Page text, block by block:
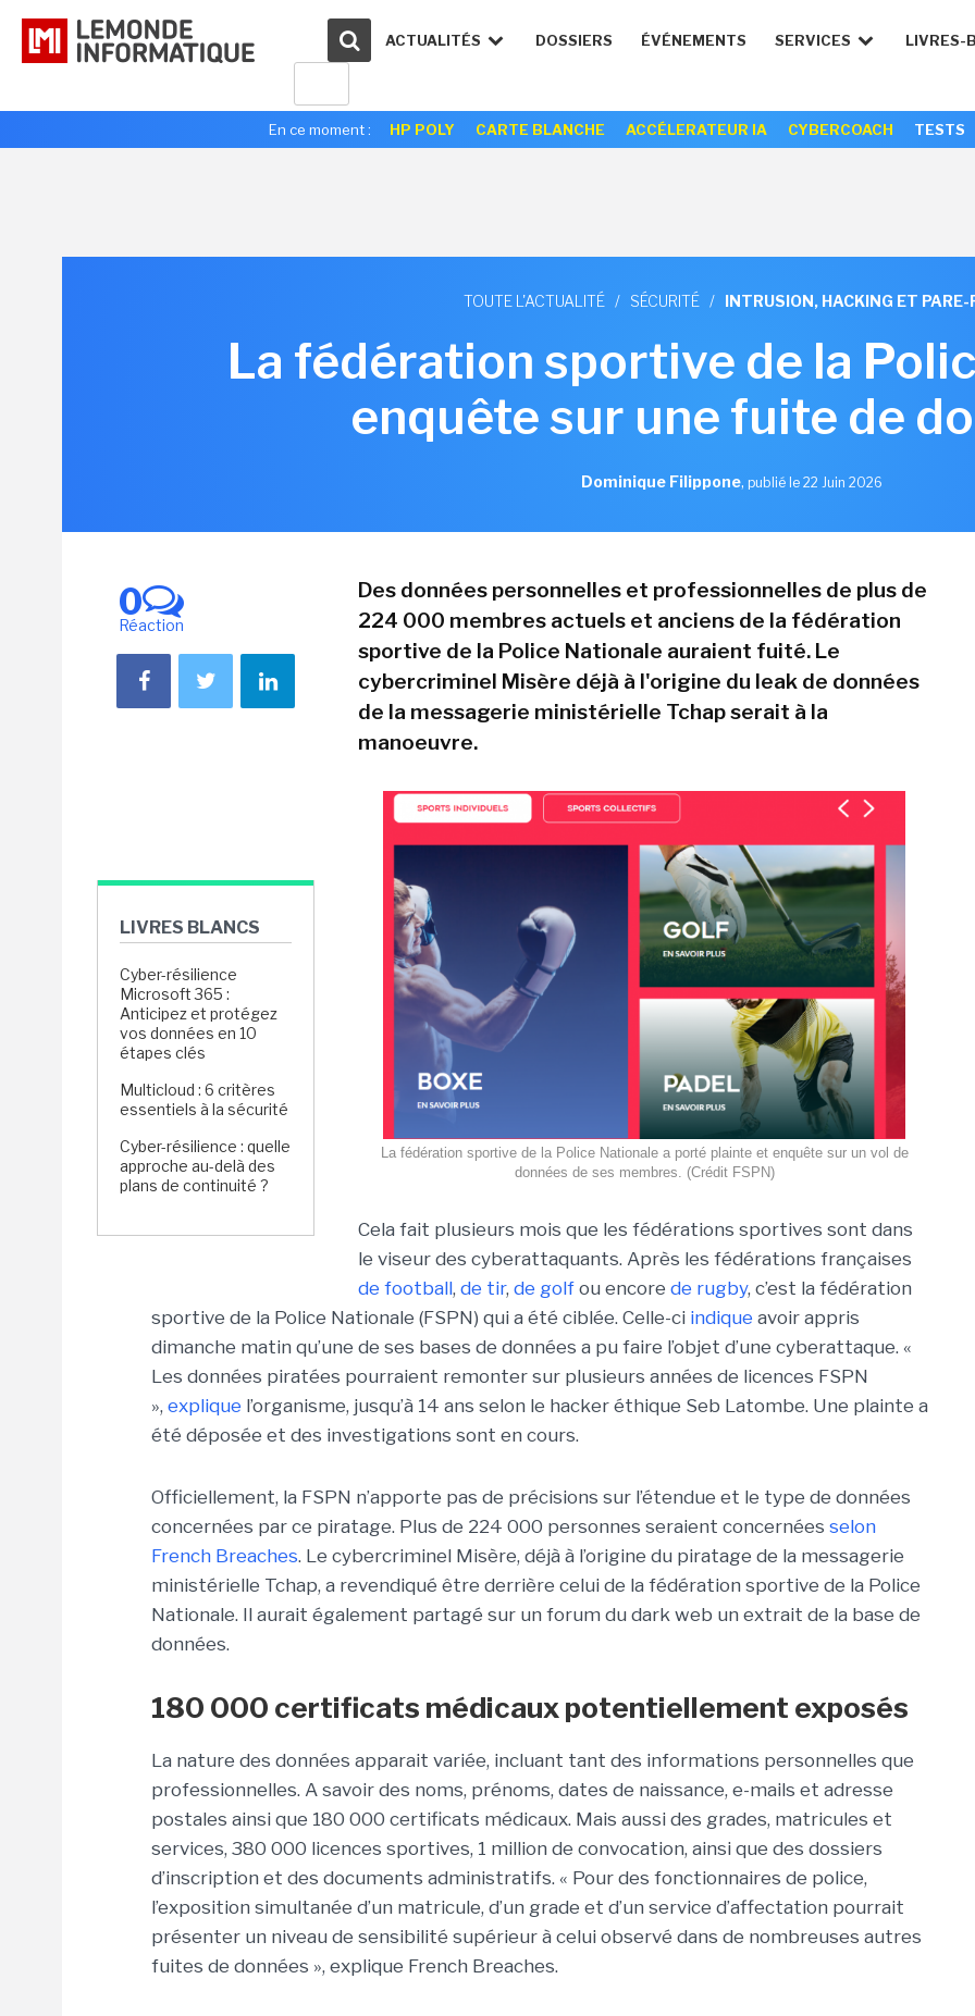
ACTUALITÉS DOSSIERS ÉVÉNEMENTS SERVICES LIVRES-
En ce moment : HP POLY CARTE BLANCHE ACCÉLERATEUR IA CYBERCOACH TESTS
TOUTE L'ACTUALITÉ / SÉCURITÉ / INTRUSION, HACKING ET PARE-
La fédération sportive de la
enquête sur une fuite de
Dominique Filippone, publié le 22 Juin 2026
0
Réaction
LIVRES BLANCS
Cyber-résilience
Microsoft 365 :
Anticipez et protégez
vos données en 10
étapes clés
Multicloud : 6 critères
essentiels à la sécurité
Cyber-résilience : quelle
approche au-delà des
plans de continuité ?
Des données personnelles et professionnelles de plus de
224 000 membres actuels et anciens de la fédération
sportive de la Police Nationale auraient fuité. Le
cybercriminel Misère déjà à l'origine du leak de données
de la messagerie ministérielle Tchap serait à la
manoeuvre.
La fédération sportive de la Police Nationale a porté plainte et enquête sur un vol de
données de ses membres. (Crédit FSPN)
Cela fait plusieurs mois que les fédérations sportives sont dans
le viseur des cyberattaquants. Après les fédérations françaises
de football, de tir, de golf ou encore de rugby, c’est la fédération
sportive de la Police Nationale (FSPN) qui a été ciblée. Celle-ci indique avoir appris
dimanche matin qu’une de ses bases de données a pu faire l’objet d’une cyberattaque. «
Les données piratées pourraient remonter sur plusieurs années de licences FSPN
», explique l’organisme, jusqu’à 14 ans selon le hacker éthique Seb Latombe. Une plainte a
été déposée et des investigations sont en cours.
Officiellement, la FSPN n’apporte pas de précisions sur l’étendue et le type de données
concernées par ce piratage. Plus de 224 000 personnes seraient concernées selon
French Breaches. Le cybercriminel Misère, déjà à l’origine du piratage de la messagerie
ministérielle Tchap, a revendiqué être derrière celui de la fédération sportive de la Police
Nationale. Il aurait également partagé sur un forum du dark web un extrait de la base de
données.
180 000 certificats médicaux potentiellement exposés
La nature des données apparait variée, incluant tant des informations personnelles que
professionnelles. A savoir des noms, prénoms, dates de naissance, e-mails et adresse
postales ainsi que 180 000 certificats médicaux. Mais aussi des grades, matricules et
services, 380 000 licences sportives, 1 million de convocation, ainsi que des dossiers
d’inscription et des documents administratifs. « Pour des fonctionnaires de police,
l’exposition simultanée d’un matricule, d’un grade et d’un service d’affectation pourrait
présenter un niveau de sensibilité supérieur à celui observé dans de nombreuses autres
fuites de données », explique French Breaches.